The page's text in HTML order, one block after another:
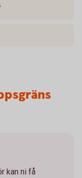
kan ni få